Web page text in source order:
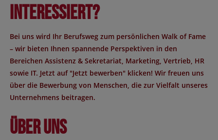
Interessiert?
Bei uns wird Ihr Berufsweg zum persönlichen Walk of Fame
– wir bieten Ihnen spannende Perspektiven in den
Bereichen Assistenz & Sekretariat, Marketing, Vertrieb, HR
sowie IT. Jetzt auf "Jetzt bewerben" klicken! Wir freuen uns
über die Bewerbung von Menschen, die zur Vielfalt unseres
Unternehmens beitragen.
Über uns